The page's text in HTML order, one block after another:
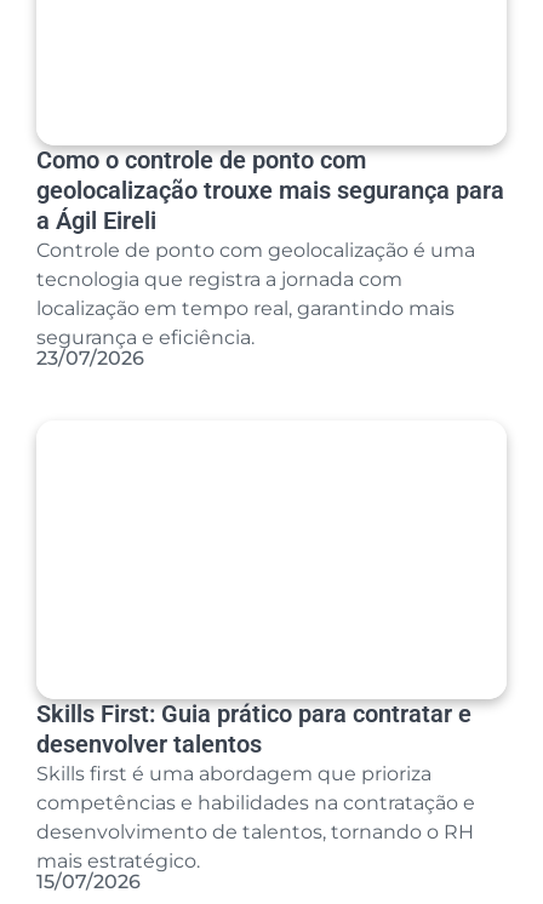
Como o controle de ponto com
geolocalização trouxe mais segurança para
a Ágil Eireli
Controle de ponto com geolocalização é uma
tecnologia que registra a jornada com
localização em tempo real, garantindo mais
segurança e eficiência.
23/07/2026
Skills First: Guia prático para contratar e
desenvolver talentos
Skills first é uma abordagem que prioriza
competências e habilidades na contratação e
desenvolvimento de talentos, tornando o RH
mais estratégico.
15/07/2026